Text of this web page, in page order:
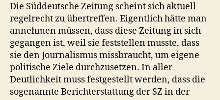
Die Süddeutsche Zeitung scheint sich aktuell
regelrecht zu übertreffen. Eigentlich hätte man
annehmen müssen, dass diese Zeitung in sich
gegangen ist, weil sie feststellen musste, dass
sie den Journalismus missbraucht, um eigene
politische Ziele durchzusetzen. In aller
Deutlichkeit muss festgestellt werden, dass die
sogenannte Berichterstattung der SZ in der